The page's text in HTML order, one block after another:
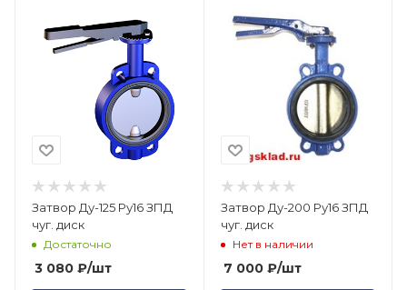
Затвор Ду-125 Ру16 ЗПД
чуг. диск
Достаточно
3 080 ₽/шт
Затвор Ду-200 Ру16 ЗПД
чуг. диск
Нет в наличии
7 000₽/шт